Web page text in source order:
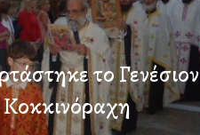
το Γενέσιον